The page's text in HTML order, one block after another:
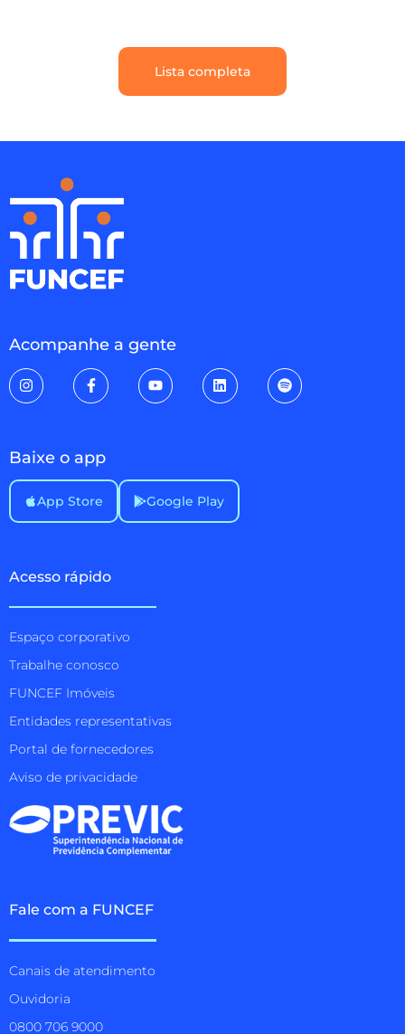
Lista completa
Acompanhe a gente
Baixe o app
App Store Google Play
Acesso rápido
Espaço corporativo
Trabalhe conosco
FUNCEF Imóveis
Entidades representativas
Portal de fornecedores
Aviso de privacidade
Fale com a FUNCEF
Canais de atendimento
Ouvidoria
0800 706 9000